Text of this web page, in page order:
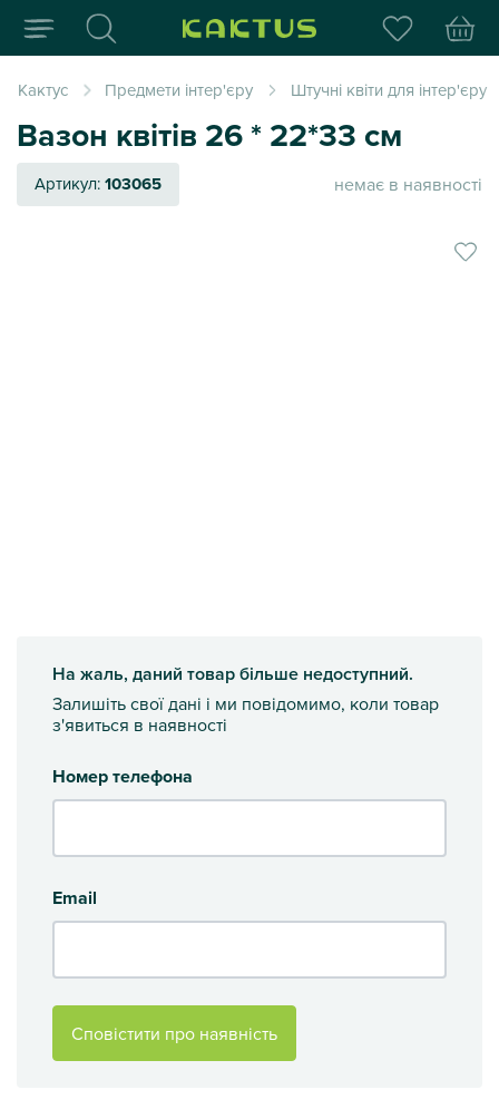
Інтернет-магазин
Кактус Предмети інтер'єру Штучні квіти для інтер'єру
Вазон квітів 26 * 22*33 см
Артикул:103065 немає в наявності
На жаль, даний товар більше недоступний.
Залишіть свої дані і ми повідомимо, коли товар
з'явиться в наявності
Номер телефона
Email
Сповістити про наявність